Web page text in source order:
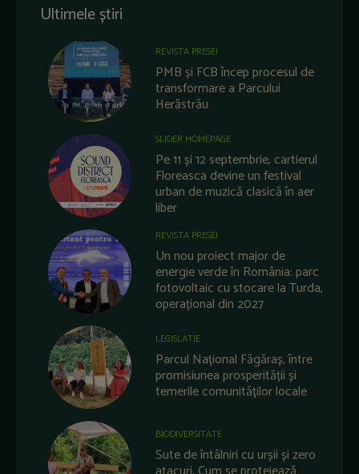
Ultimele știri
REVISTA PRESEI
PMB și FCB încep procesul de
transformare a Parcului
Herăstrău
SLIDER HOMEPAGE
Pe 11 și 12 septembrie, cartierul
Floreasca devine un festival
urban de muzică clasică în aer
liber
REVISTA PRESEI
Un nou proiect major de
energie verde în România: parc
fotovoltaic cu stocare la Turda,
operațional din 2027
LEGISLATIE
Parcul Național Făgăraș, între
promisiunea prosperității și
temerile comunităților locale
BIODIVERSITATE
Sute de întâlniri cu urșii și zero